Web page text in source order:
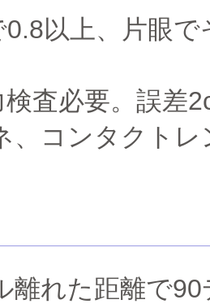
0.8以上、片眼
査必要。誤差
、コンタクト
離れた距離で